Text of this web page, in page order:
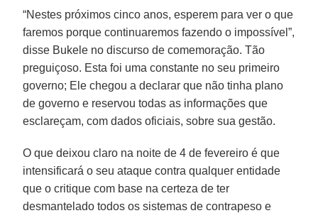
“Nestes próximos cinco anos, esperem para ver o que
faremos porque continuaremos fazendo o impossível”,
disse Bukele no discurso de comemoração. Tão
preguiçoso. Esta foi uma constante no seu primeiro
governo; Ele chegou a declarar que não tinha plano
de governo e reservou todas as informações que
esclareçam, com dados oficiais, sobre sua gestão.
O que deixou claro na noite de 4 de fevereiro é que
intensificará o seu ataque contra qualquer entidade
que o critique com base na certeza de ter
desmantelado todos os sistemas de contrapeso e